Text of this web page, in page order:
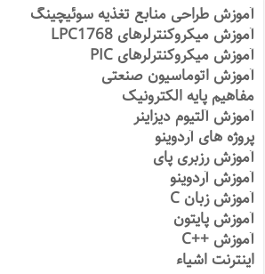
آموزش طراحی منابع تغذیه سوئیچینگ
آموزش میکروکنترلرهای LPC1768
آموزش میکروکنترلرهای PIC
آموزش اتوماسیون صنعتی
مفاهیم پایه الکترونیک
آموزش آلتیوم دیزاینر
پروژه های آردوینو
آموزش رزبری پای
آموزش آردوینو
آموزش زبان C
آموزش پایتون
آموزش ++C
اینترنت اشیاء